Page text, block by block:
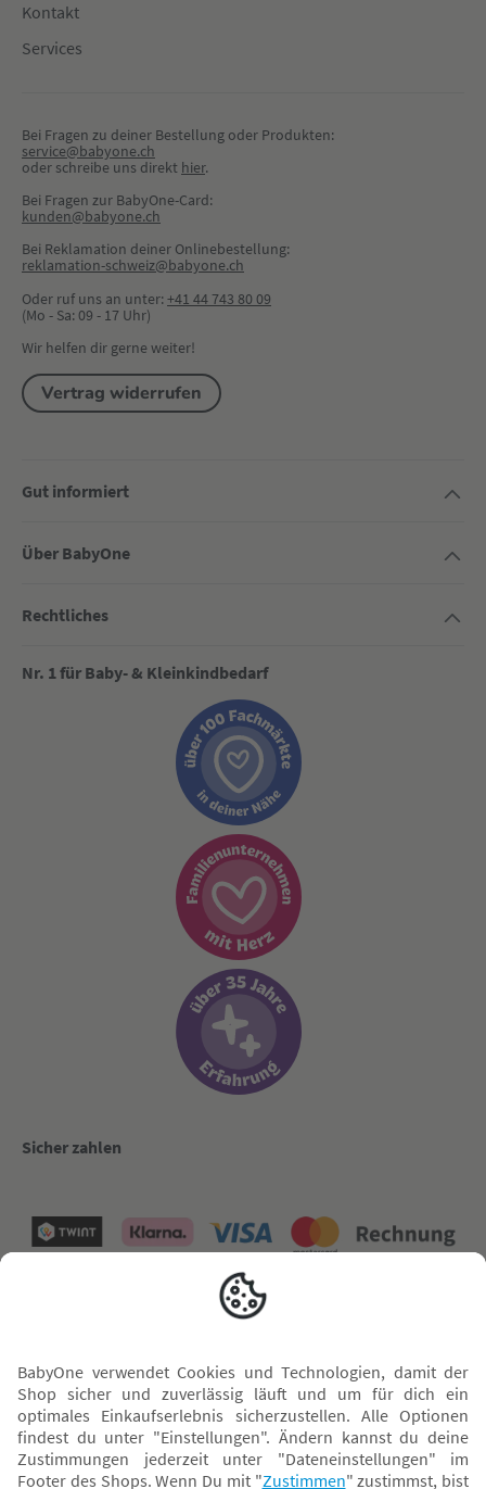
Kontakt
Services
Bei Fragen zu deiner Bestellung oder Produkten:
service@babyone.ch
oder schreibe uns direkt hier.
Bei Fragen zur BabyOne-Card:
kunden@babyone.ch
Bei Reklamation deiner Onlinebestellung:
reklamation-schweiz@babyone.ch
Oder ruf uns an unter:+41 44 743 80 09
(Mo - Sa: 09 - 17 Uhr)
Wir helfen dir gerne weiter!
Vertrag widerrufen
Gut informiert
Über BabyOne
Rechtliches
Nr. 1 für Baby- & Kleinkindbedarf
Sicher zahlen